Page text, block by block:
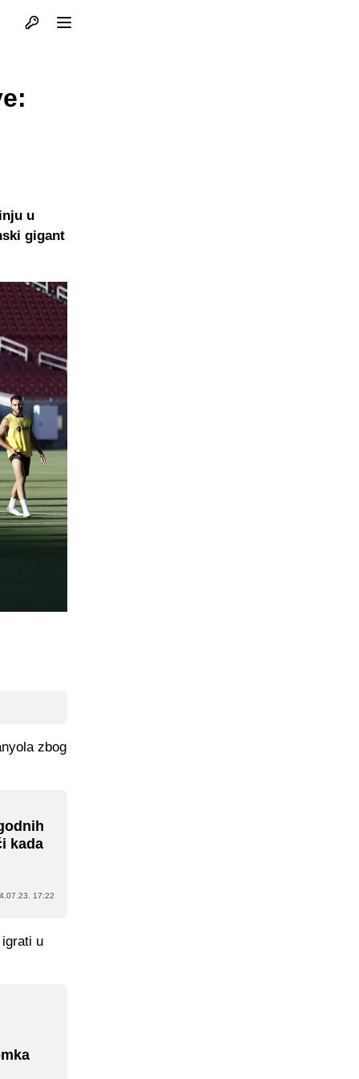
Otvori profil
u
gigant
zbog
kada
17:22
u